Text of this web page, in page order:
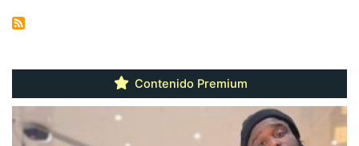
Contenido Premium